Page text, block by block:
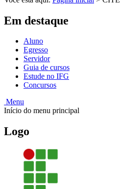
Em destaque
Aluno
Egresso
Servidor
Guia de cursos
Estude no IFG
Concursos
Menu
Início do menu principal
Logo